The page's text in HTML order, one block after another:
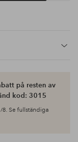
på resten av
kod: 3015
8. Se fullständiga